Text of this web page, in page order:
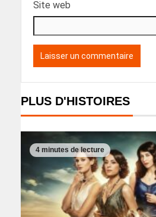
Site web
PLUS D'HISTOIRES
4 minutes de lecture